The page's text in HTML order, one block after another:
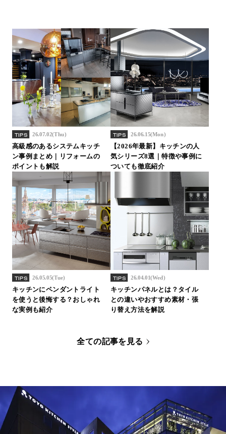
TIPS 26.07.02(Thu)
高級感のあるシステムキッチ
ン事例まとめ｜リフォームの
ポイントも解説
TIPS 26.06.15(Mon)
【2026年最新】キッチンの人
気シリーズ8選｜特徴や事例に
ついても徹底紹介
TIPS 26.05.05(Tue)
キッチンにペンダントライト
を使うと後悔する？おしゃれ
な実例も紹介
TIPS 26.04.01(Wed)
キッチンパネルとは？タイル
との違いやおすすめ素材・張
り替え方法を解説
全ての記事を見る